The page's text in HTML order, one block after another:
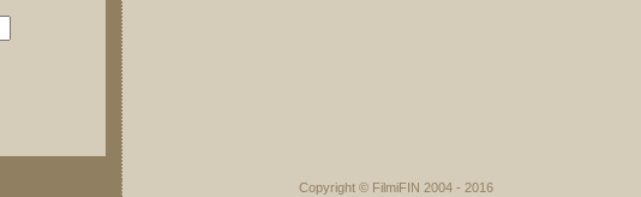
Copyright © FilmiFIN 2004 - 2016